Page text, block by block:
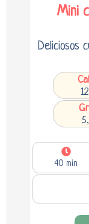
Mini
Deliciosos
40 min